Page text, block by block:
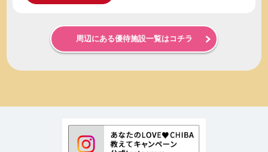
周辺にある優待施設一覧はコチラ